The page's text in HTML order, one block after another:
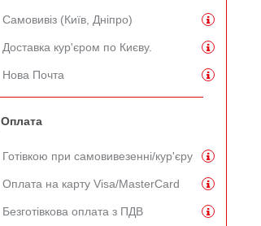
Самовивіз (Київ, Дніпро)
Доставка кур'єром по Києву.
Нова Почта
Оплата
Готівкою при самовивезенні/кур'єру
Оплата на карту Visa/MasterCard
Безготівкова оплата з ПДВ